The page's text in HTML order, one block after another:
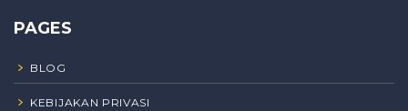
PAGES
BLOG
KEBIJAKAN PRIVASI